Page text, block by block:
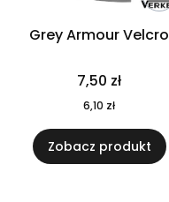
Grey Armour Velcro
Cena
7,50 zł
Cena
6,10 zł
Zobacz produkt